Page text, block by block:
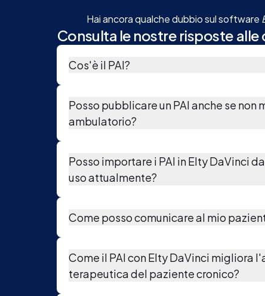
Hai ancora qualche dubbio sul software
Consulta le nostre risposte
Cos'è il PAI?
Posso pubblicare un PAI anche se non
ambulatorio?
Posso importare i PAI in Elty DaVinci
uso attualmente?
Come posso comunicare al mio
Come il PAI con Elty DaVinci migliora
terapeutica del paziente cronico?